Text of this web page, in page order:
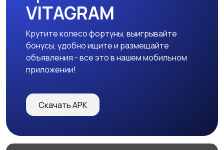
VITAGRAM
Крутите колесо фортуны, выигрывайте
бонусы, удобно ищите и размещайте
объявления - все это в нашем мобильном
приложении!
Скачать APK